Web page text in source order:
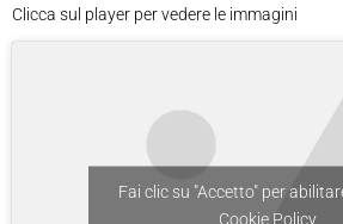
Clicca sul player per vedere le immagini
Fai clic su "Accetto" per
Cookie Policy